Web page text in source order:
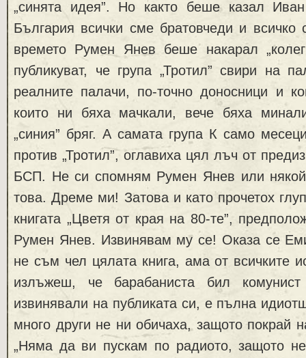
„синята идея”. Но както беше казал
България всички сме братовчеди и
времето Румен Янев беше накарал
публикуват, че група „Тротил” свири на
реалните палачи, по-точно доносници и
които ни бяха мачкали, вече бяха
„синия” бряг. А самата група К само
против „Тротил”, оглавиха цял лъч от
БСП. Не си спомням Румен Янев или
това. Дреме ми! Затова и като прочетох
книгата „Цветя от края на 80-те”,
Румен Янев. Извинявам му се! Оказа се
не съм чел цялата книга, ама от всичките
излъжеш, че барабаниста бил
извинявали на публиката си, е пълна
много други не ни обичаха, защото покрай
„Няма да ви пускам по радиото, защото